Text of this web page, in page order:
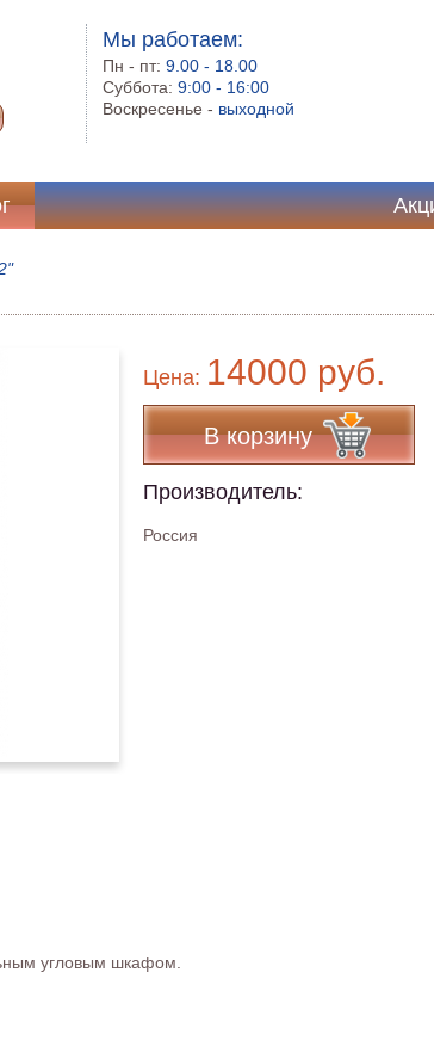
Мы работаем:
Пн - пт:9.00 - 18.00
Суббота:9:00 - 16:00
Воскресенье - выходной
Цена: 14000 руб.
В корзину
Производитель:
Россия
угловым шкафом.